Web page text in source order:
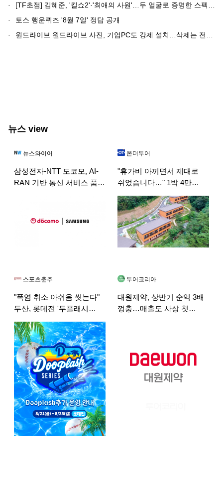
·
[TF초점] 김혜준, '킬쇼2'·'최애의 사원'…두 얼굴로 증명한 스펙트럼
·
토스 행운퀴즈 '8월 7일' 정답 공개
·
원드라이브 원드라이브 사진, 기업PC도 강제 설치…삭제는 전체 제거뿐
뉴스 view
뉴스와이어
삼성전자-NTT 도코모, AI-
RAN 기반 통신 서비스 품질
온더투어
"휴가비 아끼면서 제대로
쉬었습니다…" 1박 4만
원대로 머무는 금성산 숲속
숙소
스포츠춘추
"폭염 취소 아쉬움 씻는다"
두산, 롯데전 '두플래시
시리즈' 전격 재편성
투어코리아
대원제약, 상반기 순익 3배
껑충…매출도 사상 첫